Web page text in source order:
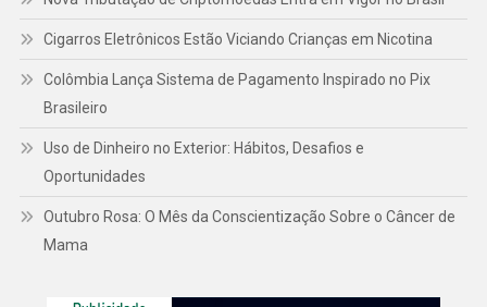
Cigarros Eletrônicos Estão Viciando Crianças em Nicotina
Colômbia Lança Sistema de Pagamento Inspirado no Pix
Brasileiro
Uso de Dinheiro no Exterior: Hábitos, Desafios e
Oportunidades
Outubro Rosa: O Mês da Conscientização Sobre o Câncer de
Mama